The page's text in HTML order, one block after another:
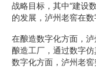
战略目标，其中“建设
的发展，泸州老窖在
在酿造数字化方面，
酿造工厂，通过数字
数字化方面，泸州老